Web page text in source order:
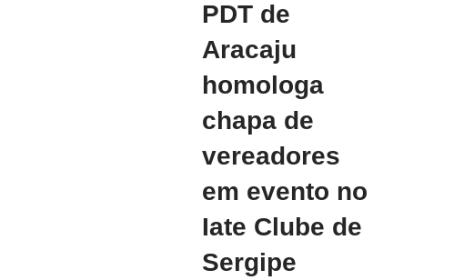
PDT de
Aracaju
homologa
chapa de
vereadores
em evento no
Iate Clube de
Sergipe